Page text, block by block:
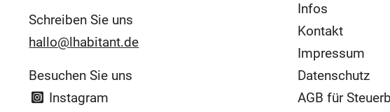
Schreiben Sie uns
hallo@lhabitant.de
Besuchen Sie uns
Instagram
Infos
Kontakt
Impressum
Datenschutz
AGB für